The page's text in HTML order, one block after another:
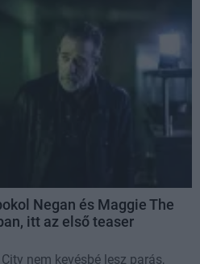
Negan és Maggie The
itt az első teaser
nem kevésbé lesz parás,